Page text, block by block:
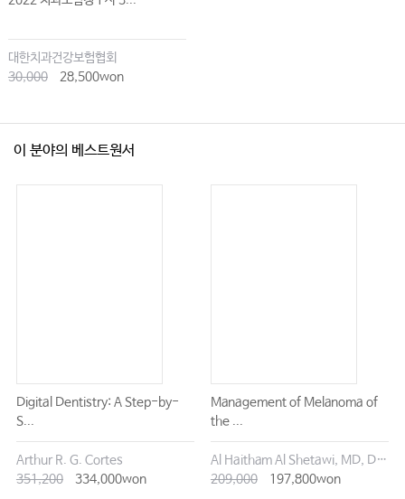
대한치과건강보험협회
30,000
28,500won
이 분야의 베스트원서
Digital Dentistry: A Step-by-
S...
Arthur R. G. Cortes
351,200
334,000won
Management of Melanoma of
the ...
Al Haitham Al Shetawi, MD, DMD
209,000
197,800won